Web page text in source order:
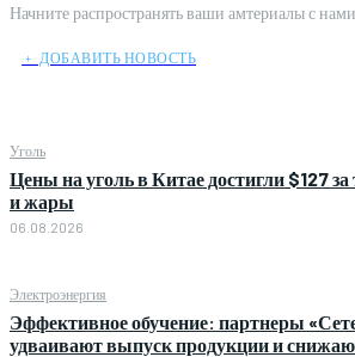
Начните распространять ваши амтериалы с нами
﹢ ДОБАВИТЬ НОВОСТЬ
Уголь
Цены на уголь в Китае достигли $127
и жары
06.08.2026
Электроэнергия
Эффективное обучение: партнеры
удваивают выпуск продукции и